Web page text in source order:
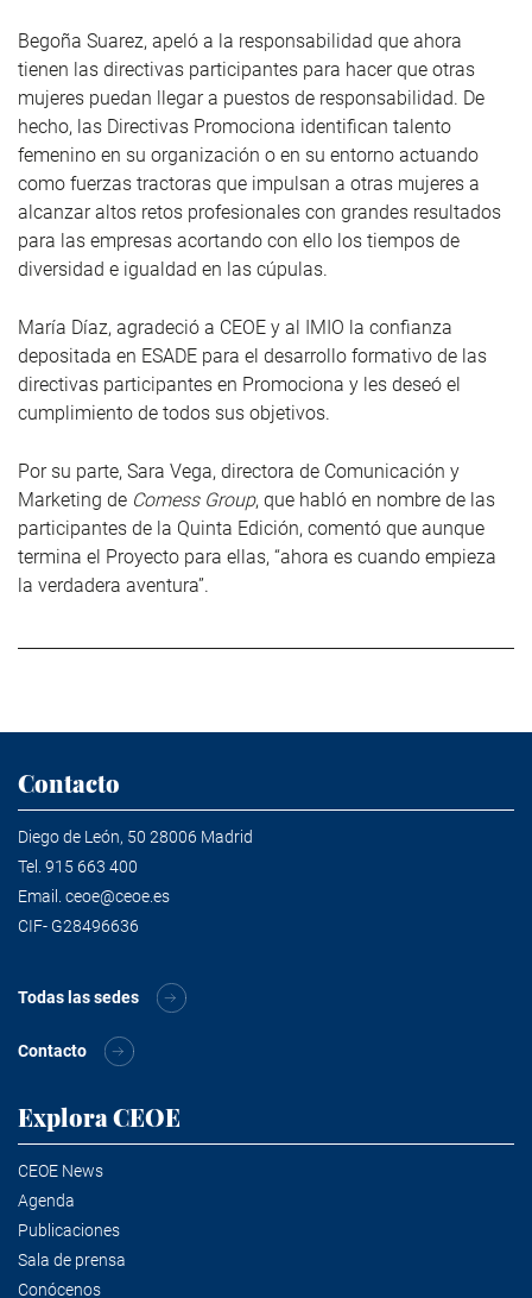
Begoña Suarez, apeló a la responsabilidad que ahora
tienen las directivas participantes para hacer que otras
mujeres puedan llegar a puestos de responsabilidad. De
hecho, las Directivas Promociona identifican talento
femenino en su organización o en su entorno actuando
como fuerzas tractoras que impulsan a otras mujeres a
alcanzar altos retos profesionales con grandes resultados
para las empresas acortando con ello los tiempos de
diversidad e igualdad en las cúpulas.
María Díaz, agradeció a CEOE y al IMIO la confianza
depositada en ESADE para el desarrollo formativo de las
directivas participantes en Promociona y les deseó el
cumplimiento de todos sus objetivos.
Por su parte, Sara Vega, directora de Comunicación y
Marketing de Comess Group, que habló en nombre de las
participantes de la Quinta Edición, comentó que aunque
termina el Proyecto para ellas, “ahora es cuando empieza
la verdadera aventura”.
Contacto
Diego de León, 50 28006 Madrid
Tel. 915 663 400
Email. ceoe@ceoe.es
CIF- G28496636
Todas las sedes
Contacto
Explora CEOE
CEOE News
Agenda
Publicaciones
Sala de prensa
Conócenos